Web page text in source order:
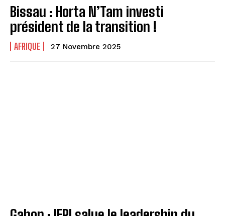
Bissau : Horta N’Tam investi
président de la transition !
AFRIQUE 27 Novembre 2025